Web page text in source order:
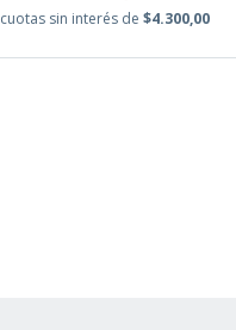
cuotas sin interés de $4.300,00